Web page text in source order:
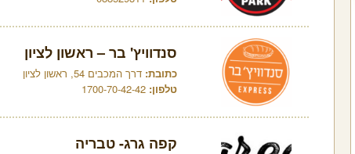
סנדוויץ' בר – ראשון לציון
כתובת: דרך המכבים 54, ראשון לציון
טלפון: 1700-70-42-42
קפה גרג- טבריה